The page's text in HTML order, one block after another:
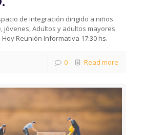
de integración dirigido a niños
jóvenes, Adultos y adultos mayores
Reunión Informativa 17:30 hs.
0 Read more